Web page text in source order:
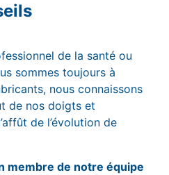
de la santé ou
sommes toujours à
nous connaissons
de nos doigts et
de l’évolution de
membre de notre équipe